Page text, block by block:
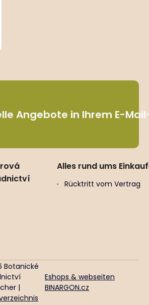
Angebote in Ihrem E-
Alles rund ums
Rücktritt vom Vertrag
Botanické
|
Eshops & webseiten
BINARGON.cz